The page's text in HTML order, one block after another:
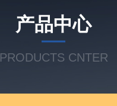
产品中心
PRODUCTS CNTER